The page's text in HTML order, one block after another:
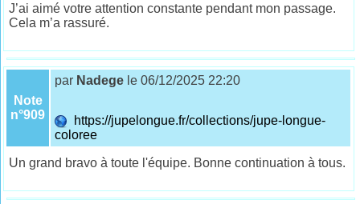
J’ai aimé votre attention constante pendant mon passage.
Cela m’a rassuré.
Note
n°909
par Nadege le 06/12/2025 22:20
https://jupelongue.fr/collections/jupe-longue-
coloree
Un grand bravo à toute l'équipe. Bonne continuation à tous.